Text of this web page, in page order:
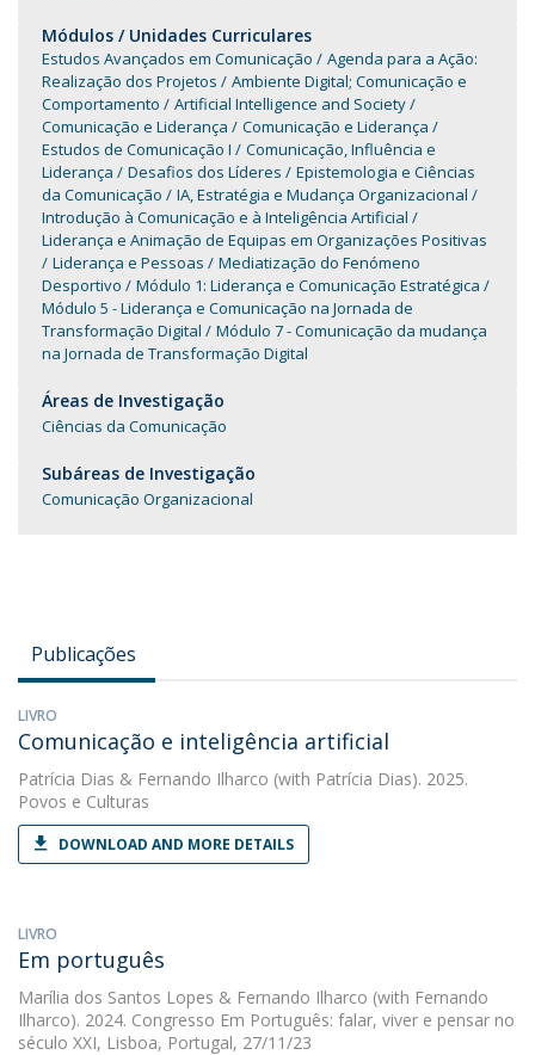
Módulos / Unidades Curriculares
Estudos Avançados em Comunicação
Agenda para a Ação:
Realização dos Projetos
Ambiente Digital; Comunicação e
Comportamento
Artificial Intelligence and Society
Comunicação e Liderança
Comunicação e Liderança
Estudos de Comunicação I
Comunicação, Influência e
Liderança
Desafios dos Líderes
Epistemologia e Ciências
da Comunicação
IA, Estratégia e Mudança Organizacional
Introdução à Comunicação e à Inteligência Artificial
Liderança e Animação de Equipas em Organizações Positivas
Liderança e Pessoas
Mediatização do Fenómeno
Desportivo
Módulo 1: Liderança e Comunicação Estratégica
Módulo 5 - Liderança e Comunicação na Jornada de
Transformação Digital
Módulo 7 - Comunicação da mudança
na Jornada de Transformação Digital
Áreas de Investigação
Ciências da Comunicação
Subáreas de Investigação
Comunicação Organizacional
Publicações
LIVRO
Comunicação e inteligência artificial
Patrícia Dias & Fernando Ilharco (with Patrícia Dias). 2025.
Povos e Culturas
DOWNLOAD AND MORE DETAILS
LIVRO
Em português
Marília dos Santos Lopes & Fernando Ilharco (with Fernando
Ilharco). 2024. Congresso Em Português: falar, viver e pensar no
século XXI, Lisboa, Portugal, 27/11/23